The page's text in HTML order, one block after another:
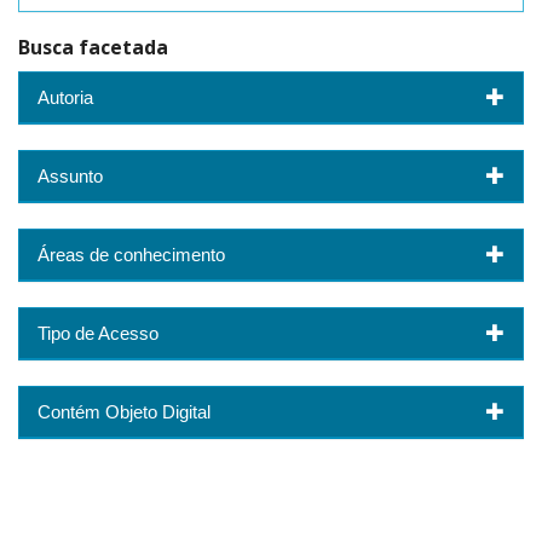
Busca facetada
Autoria
Assunto
Áreas de conhecimento
Tipo de Acesso
Contém Objeto Digital